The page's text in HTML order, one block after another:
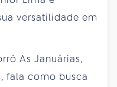
versatilidade em
As Januárias,
fala como busca